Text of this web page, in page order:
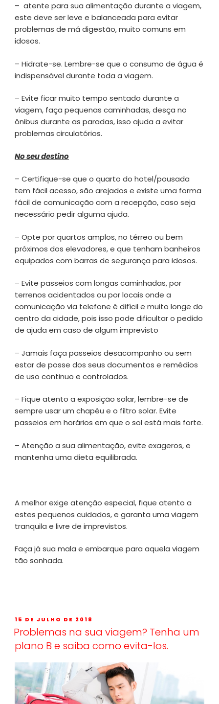
– atente para sua alimentação durante a viagem,
este deve ser leve e balanceada para evitar
problemas de má digestão, muito comuns em
idosos.
– Hidrate-se. Lembre-se que o consumo de água é
indispensável durante toda a viagem.
– Evite ficar muito tempo sentado durante a
viagem, faça pequenas caminhadas, desça no
ônibus durante as paradas, isso ajuda a evitar
problemas circulatórios.
No seu destino
– Certifique-se que o quarto do hotel/pousada
tem fácil acesso, são arejados e existe uma forma
fácil de comunicação com a recepção, caso seja
necessário pedir alguma ajuda.
– Opte por quartos amplos, no térreo ou bem
próximos dos elevadores, e que tenham banheiros
equipados com barras de segurança para idosos.
– Evite passeios com longas caminhadas, por
terrenos acidentados ou por locais onde a
comunicação via telefone é difícil e muito longe do
centro da cidade, pois isso pode dificultar o pedido
de ajuda em caso de algum imprevisto
– Jamais faça passeios desacompanho ou sem
estar de posse dos seus documentos e remédios
de uso continuo e controlados.
– Fique atento a exposição solar, lembre-se de
sempre usar um chapéu e o filtro solar. Evite
passeios em horários em que o sol está mais forte.
– Atenção a sua alimentação, evite exageros, e
mantenha uma dieta equilibrada.
A melhor exige atenção especial, fique atento a
estes pequenos cuidados, e garanta uma viagem
tranquila e livre de imprevistos.
Faça já sua mala e embarque para aquela viagem
tão sonhada.
15 DE JULHO DE 2018
Problemas na sua viagem? Tenha um
plano B e saiba como evita-los.